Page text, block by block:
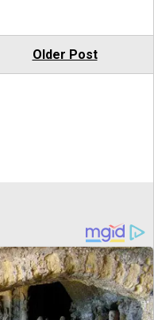
Older Post